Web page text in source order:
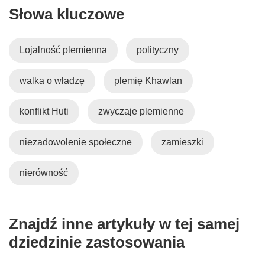
Słowa kluczowe
Lojalność plemienna polityczny
walka o władzę plemię Khawlan
konflikt Huti zwyczaje plemienne
niezadowolenie społeczne zamieszki
nierówność
Znajdź inne artykuły w tej samej
dziedzinie zastosowania